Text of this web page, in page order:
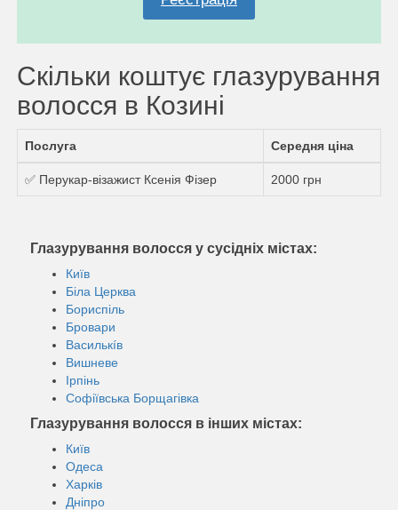
Скільки коштує глазурування
волосся в Козині
Послуга Середня ціна
✅ Перукар-візажист Ксенія Фізер 2000 грн
Глазурування волосся у сусідніх містах:
Київ
Біла Церква
Бориспіль
Бровари
Василькíв
Вишневе
Ірпінь
Софіївська Борщагівка
Глазурування волосся в інших містах:
Київ
Одеса
Харків
Дніпро